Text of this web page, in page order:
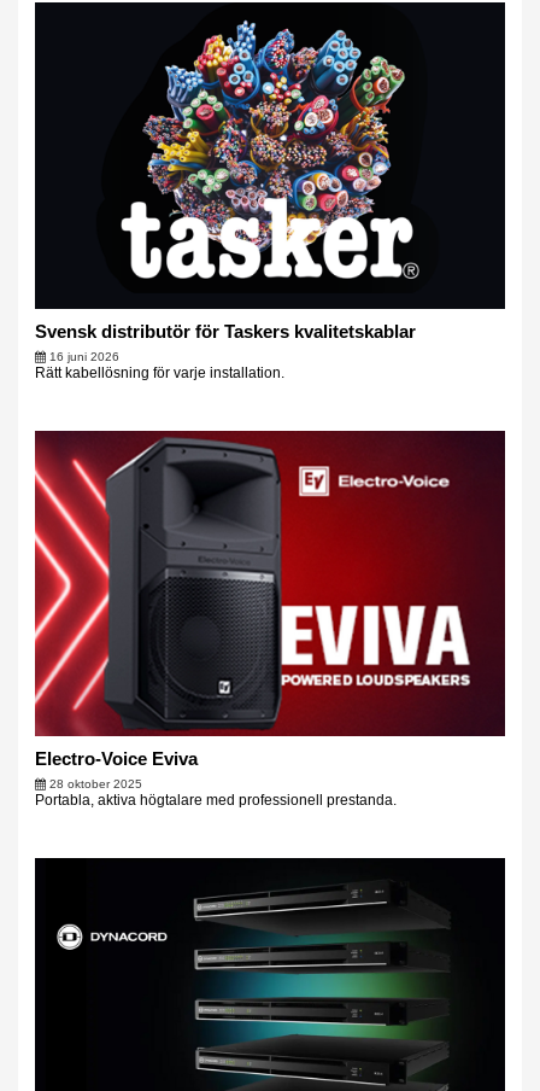
Svensk distributör för Taskers kvalitetskablar
16 juni 2026
Rätt kabellösning för varje installation.
Electro-Voice Eviva
28 oktober 2025
Portabla, aktiva högtalare med professionell prestanda.